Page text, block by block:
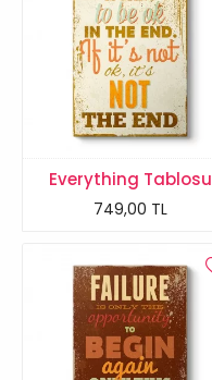
Everything Tablosu
749,00 TL